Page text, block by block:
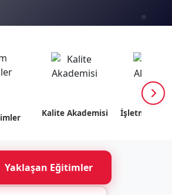
Kalite Akademisi İşletme
Yaklaşan Eğitimler